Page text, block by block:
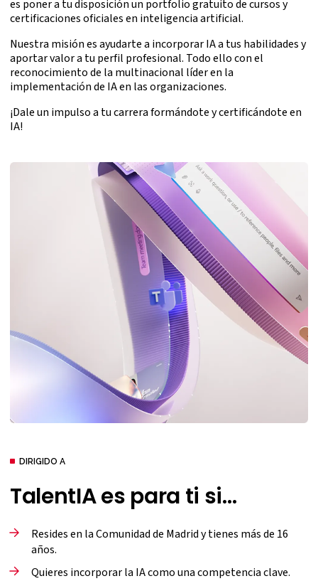
es poner a tu disposición un portfolio gratuito de cursos y
certificaciones oficiales en inteligencia artificial.
Nuestra misión es ayudarte a incorporar IA a tus habilidades y
aportar valor a tu perfil profesional. Todo ello con el
reconocimiento de la multinacional líder en la
implementación de IA en las organizaciones.
¡Dale un impulso a tu carrera formándote y certificándote en
IA!
DIRIGIDO A
TalentIA es para ti si…
Resides en la Comunidad de Madrid y tienes más de 16
años.
Quieres incorporar la IA como una competencia clave.